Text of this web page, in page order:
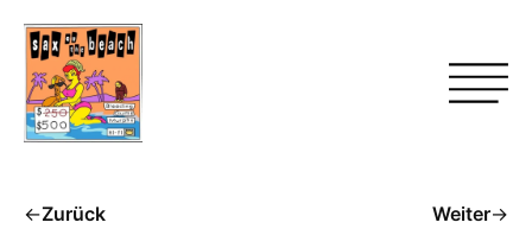
←Zurück Weiter→